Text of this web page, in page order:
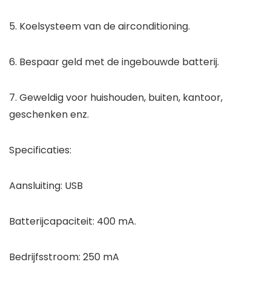
5. Koelsysteem van de airconditioning.
6. Bespaar geld met de ingebouwde batterij.
7. Geweldig voor huishouden, buiten, kantoor,
geschenken enz.
Specificaties:
Aansluiting: USB
Batterijcapaciteit: 400 mA.
Bedrijfsstroom: 250 mA